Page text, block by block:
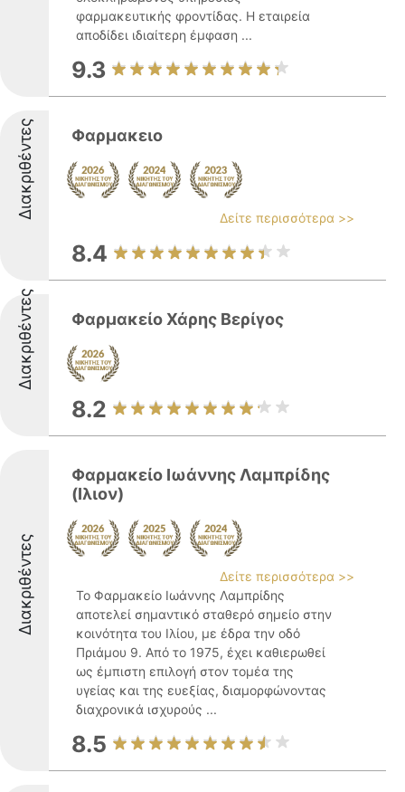
φαρμακευτικής φροντίδας. Η εταιρεία
αποδίδει ιδιαίτερη έμφαση ...
9.3
Διακριθέντες Φαρμακειο
Δείτε περισσότερα >>
8.4
Διακριθέντες Φαρμακείο Χάρης Βερίγος
8.2
Διακριθέντες
Φαρμακείο Ιωάννης Λαμπρίδης
(Ιλιον)
Δείτε περισσότερα >>
Το Φαρμακείο Ιωάννης Λαμπρίδης
αποτελεί σημαντικό σταθερό σημείο στην
κοινότητα του Ιλίου, με έδρα την οδό
Πριάμου 9. Από το 1975, έχει καθιερωθεί
ως έμπιστη επιλογή στον τομέα της
υγείας και της ευεξίας, διαμορφώνοντας
διαχρονικά ισχυρούς ...
8.5